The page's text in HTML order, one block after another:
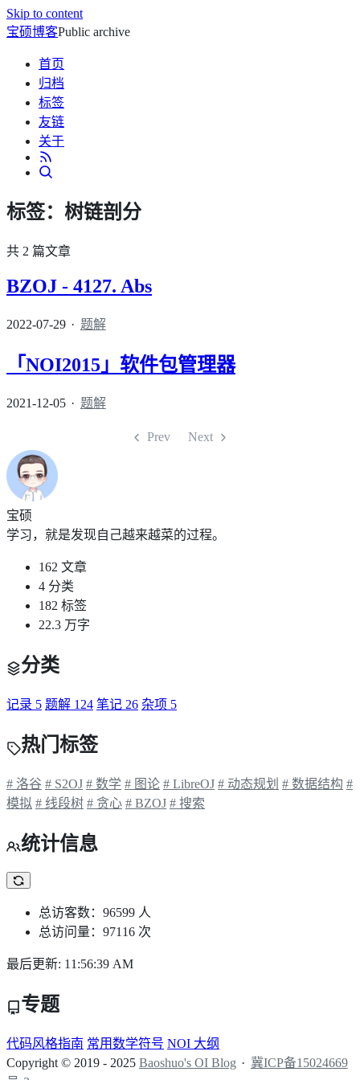
Skip to content
宝硕博客Public archive
首页
归档
标签
友链
关于
标签： 树链剖分
共 2 篇文章
BZOJ - 4127. Abs
2022-07-29 题解
「NOI2015」软件包管理器
2021-12-05 题解
Prev Next
宝硕
学习，就是发现自己越来越菜的过程。
162 文章
4 分类
182 标签
22.3 万字
分类
记录 5 题解 124 笔记 26 杂项 5
热门标签
# 洛谷 # S2OJ # 数学 # 图论 # LibreOJ # 动态规划 # 数据结构 #
模拟 # 线段树 # 贪心 # BZOJ # 搜索
统计信息
总访客数：96599 人
总访问量：97116 次
最后更新: 11:56:39 AM
专题
代码风格指南 常用数学符号 NOI 大纲
Copyright © 2019 - 2025 Baoshuo's OI Blog
冀ICP备15024669